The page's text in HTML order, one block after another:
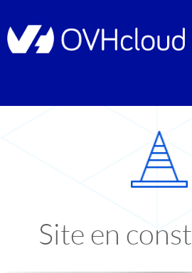
Site en